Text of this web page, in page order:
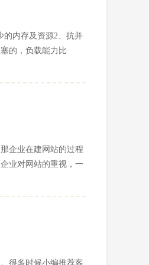
的内存及资源2、抗并
的，负载能力比
企业在建网站的过程
业对网站的重视，一
。很多时候小编推荐客